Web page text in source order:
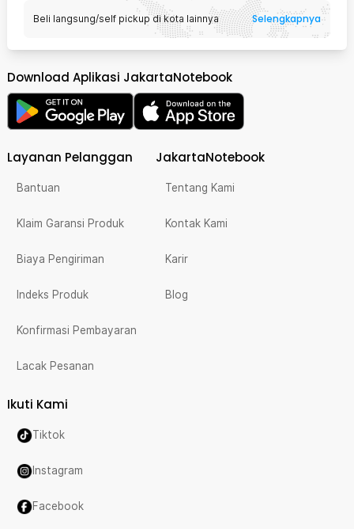
Beli langsung/self pickup di kota lainnya Selengkapnya
Download Aplikasi JakartaNotebook
Layanan Pelanggan
Bantuan
Klaim Garansi Produk
Biaya Pengiriman
Indeks Produk
Konfirmasi Pembayaran
Lacak Pesanan
JakartaNotebook
Tentang Kami
Kontak Kami
Karir
Blog
Ikuti Kami
Tiktok
Instagram
Facebook